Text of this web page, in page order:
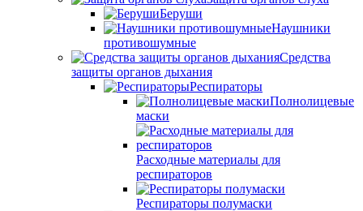
Беруши
Наушники
противошумные
Средства
защиты органов дыхания
Респираторы
Полнолицевые
маски
Расходные материалы для
респираторов
Респираторы полумаски